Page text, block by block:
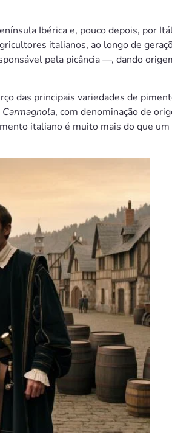
Ibérica e, pouco depois, por
italianos, ao longo de
pela picância —, dando
das principais variedades de
, com denominação de
italiano é muito mais do que